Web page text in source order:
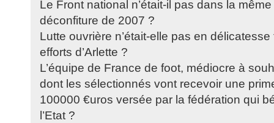
Le Front national n’était-il pas dans la
déconfiture de 2007 ?
Lutte ouvrière n’était-elle pas en
efforts d’Arlette ?
L’équipe de France de foot, médiocre à
dont les sélectionnés vont recevoir une
100000 €uros versée par la fédération qui
l’Etat ?